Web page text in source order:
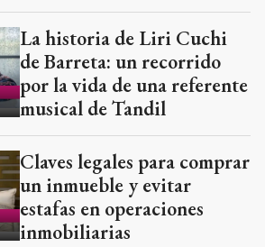
La historia de Liri Cuchi
de Barreta: un recorrido
por la vida de una referente
musical de Tandil
Claves legales para comprar
un inmueble y evitar
estafas en operaciones
inmobiliarias